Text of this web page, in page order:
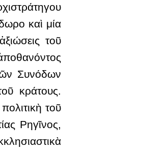
καὶ μία
τοῦ
Συνόδων
κράτους.
τοῦ
Ρηγῖνος,